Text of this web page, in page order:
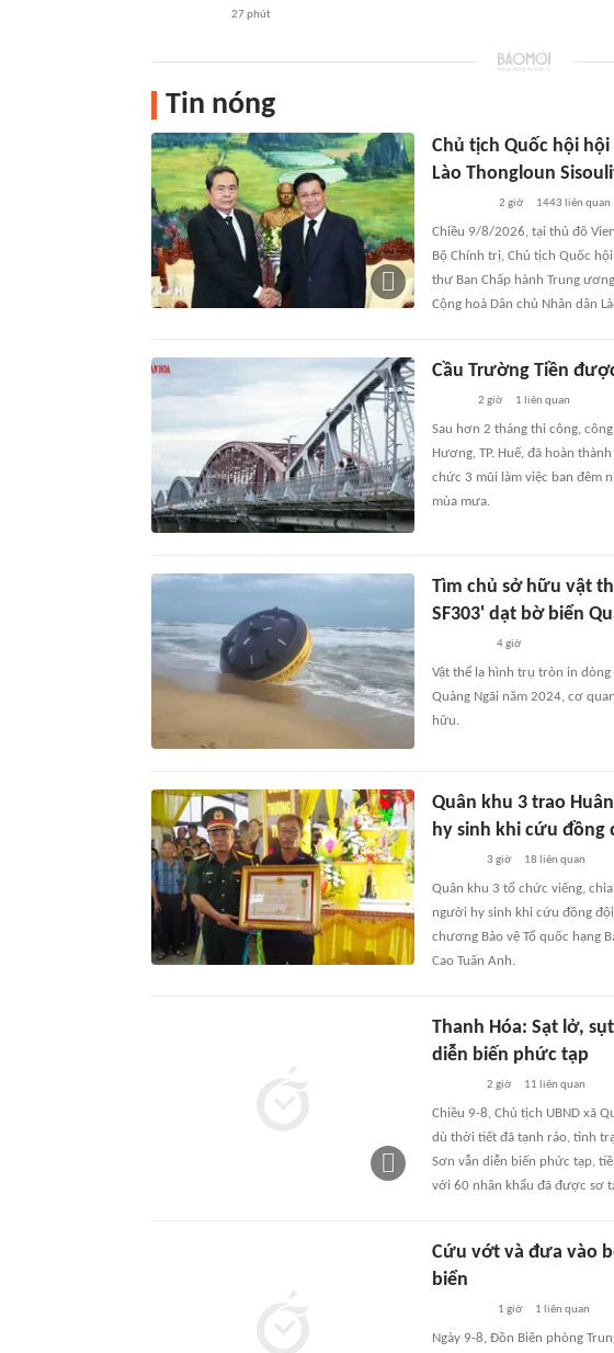
27 phút
Tin nóng
Chủ tịch Quốc hội
Lào Thongloun
2 giờ 1443 liên quan
Chiều 9/8/2026, tại thủ đô
Bộ Chính trị, Chủ tịch Quốc
thư Ban Chấp hành Trung
Cộng hoà Dân chủ Nhân dân
Cầu Trường Tiền
2 giờ 1 liên quan
Sau hơn 2 tháng thi công,
Hương, TP. Huế, đã hoàn
chức 3 mũi làm việc ban đêm
mùa mưa.
Tìm chủ sở hữu vật
SF303' dạt bờ biển
4 giờ
Vật thể lạ hình trụ tròn in dòng
Quảng Ngãi năm 2024, cơ
hữu.
Quân khu 3 trao
hy sinh khi cứu đồng
3 giờ 18 liên quan
Quân khu 3 tổ chức viếng,
người hy sinh khi cứu đồng
chương Bảo vệ Tổ quốc hạng
Cao Tuấn Anh.
Thanh Hóa: Sạt lở,
diễn biến phức tạp
2 giờ 11 liên quan
Chiều 9-8, Chủ tịch UBND xã
dù thời tiết đã tạnh ráo, tình
Sơn vẫn diễn biến phức tạp,
với 60 nhân khẩu đã được sơ
Cứu vớt và đưa vào
biển
1 giờ 1 liên quan
Ngày 9-8, Đồn Biên phòng